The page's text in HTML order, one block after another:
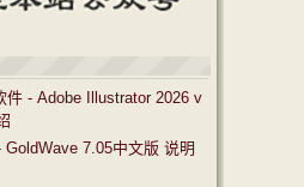
件 - Adobe Illustrator 2026 v
7.05中文版 说明